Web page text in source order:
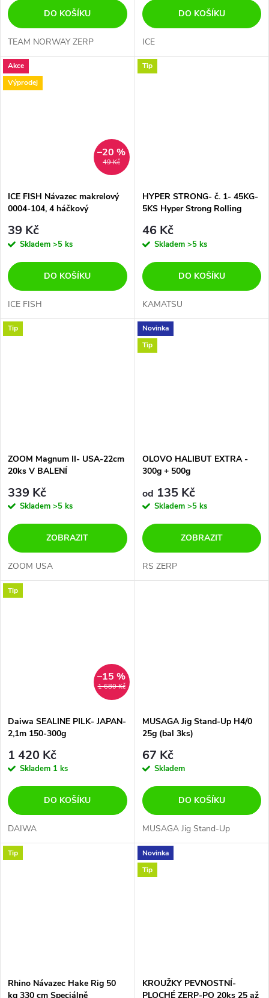
DO KOŠÍKU
TEAM NORWAY ZERP
DO KOŠÍKU
ICE
Akce
Výprodej
49 Kč
–20 %
ICE FISH Návazec makrelový
0004-104, 4 háčkový
39 Kč
Skladem >5 ks
DO KOŠÍKU
ICE FISH
Tip
HYPER STRONG- č. 1- 45KG-
5KS Hyper Strong Rolling
46 Kč
Skladem >5 ks
DO KOŠÍKU
KAMATSU
Tip
ZOOM Magnum II- USA-22cm
20ks V BALENÍ
339 Kč
Skladem >5 ks
ZOBRAZIT
ZOOM USA
Novinka
Tip
OLOVO HALIBUT EXTRA -
300g + 500g
od 135 Kč
Skladem >5 ks
ZOBRAZIT
RS ZERP
Tip
1 680 Kč
–15 %
Daiwa SEALINE PILK- JAPAN-
2,1m 150-300g
1 420 Kč
Skladem 1 ks
DO KOŠÍKU
DAIWA
MUSAGA Jig Stand-Up H4/0
25g (bal 3ks)
67 Kč
Skladem
DO KOŠÍKU
MUSAGA Jig Stand-Up
Tip
Rhino Návazec Hake Rig 50
kg 330 cm Speciálně
Novinka
Tip
KROUŽKY PEVNOSTNÍ-
PLOCHÉ ZERP-PO 20ks 25 až